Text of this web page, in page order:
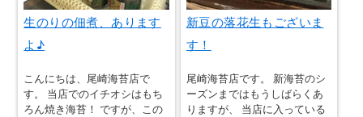
生のりの佃煮、あります
よ♪
こんにちは、尾崎海苔店で
す。 当店でのイチオシはもち
ろん焼き海苔！ ですが、この
新豆の落花生もございま
す！
尾崎海苔店です。 新海苔のシ
ーズンまではもうしばらくあ
りますが、 当店に入っている